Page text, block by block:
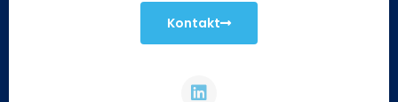
Kontakt